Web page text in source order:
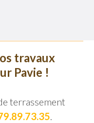
travaux
Pavie !
terrassement
.